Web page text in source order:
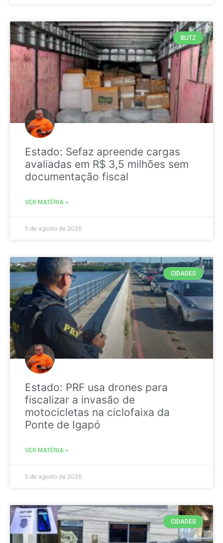
BLITZ
Estado: Sefaz apreende cargas
avaliadas em R$ 3,5 milhões sem
documentação fiscal
VER MATÉRIA »
5 de agosto de 2026
CIDADES
Estado: PRF usa drones para
fiscalizar a invasão de
motocicletas na ciclofaixa da
Ponte de Igapó
VER MATÉRIA »
5 de agosto de 2026
CIDADES